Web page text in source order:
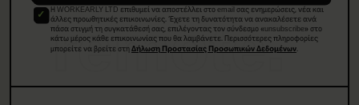
remote.
Η WORKEARLY LTD επιθυμεί να αποστέλλει στο email σας ενημερώσεις, νέα και
άλλες προωθητικές επικοινωνίες. Έχετε τη δυνατότητα να ανακαλέσετε ανά
πάσα στιγμή τη συγκατάθεσή σας, επιλέγοντας τον σύνδεσμο «unsubscribe» στο
κάτω μέρος κάθε επικοινωνίας που θα λαμβάνετε. Περισσότερες πληροφορίες
μπορείτε να βρείτε στηΔήλωση Προστασίας Προσωπικών Δεδομένων.